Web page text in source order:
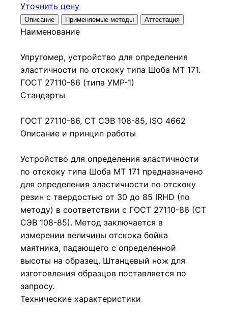
Уточнить цену
Описание Применяемые методы Аттестация
Наименование
Упругомер, устройство для определения
эластичности по отскоку типа Шоба МТ 171.
ГОСТ 27110-86 (типа УМР-1)
Стандарты
ГОСТ 27110-86, СТ СЭВ 108-85, ISO 4662
Описание и принцип работы
Устройство для определения эластичности
по отскоку типа Шоба МТ 171 предназначено
для определения эластичности по отскоку
резин с твердостью от 30 до 85 IRHD (по
методу) в соответствии с ГОСТ 27110-86 (СТ
СЭВ 108-85). Метод заключается в
измерении величины отскока бойка
маятника, падающего с определенной
высоты на образец. Штанцевый нож для
изготовления образцов поставляется по
запросу.
Технические характеристики